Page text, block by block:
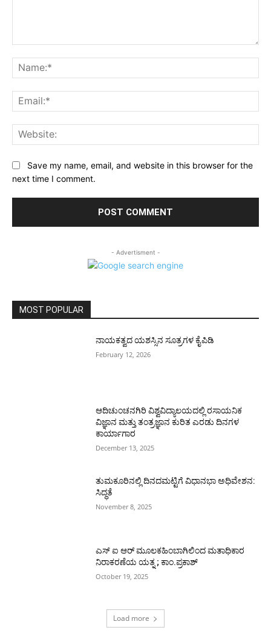
Save my name, email, and website in this browser for the
next time I comment.
- Advertisment -
MOST POPULAR
ನಾಯಕತ್ವದ ಯಶಸ್ಸಿನ ಸೂತ್ರಗಳ ಕೈಪಿಡಿ
February 12, 2026
ಆದಿಚುಂಚನಗಿರಿ ವಿಶ್ವವಿದ್ಯಾಲಯದಲ್ಲಿ ರಸಾಯನಿಕ
ವಿಜ್ಞಾನ ಮತ್ತು ತಂತ್ರಜ್ಞಾನ ಕುರಿತ ಎರಡು ದಿನಗಳ
ಕಾರ್ಯಾಗಾರ
December 13, 2025
ತುಮಕೂರಿನಲ್ಲಿ ದಿನದಮಟ್ಟಿಗೆ ವಿಧಾನಭಾ ಅಧಿವೇಶನ:
ಸಿದ್ಧತೆ
November 8, 2025
ಎಸ್ ಐ ಆರ್ ಮೂಲಕಹಿಂಬಾಗಿಲಿಂದ ಮತಾಧಿಕಾರ
ನಿರಾಕರಣೆಯ ಯತ್ನ ; ಕಾಂ.ಪ್ರಕಾಶ್
October 19, 2025
Load more